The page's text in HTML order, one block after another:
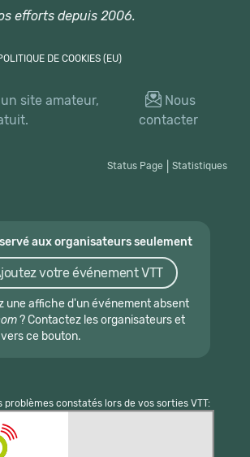
efforts depuis 2006.
DE COOKIES (EU)
site amateur,
Nous
contacter
Status Page Statistiques
aux organisateurs seulement
votre événement VTT
une affiche d'un événement absent
? Contactez les organisateurs et
ce bouton.
problèmes constatés lors de vos sorties VTT: